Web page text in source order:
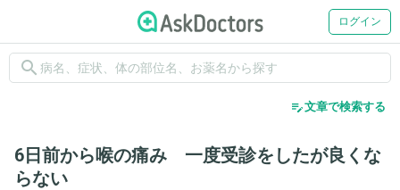
ログイン
search
edit_note文章で検索する
6日前から喉の痛み 一度受診をしたが良くな
らない